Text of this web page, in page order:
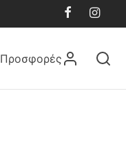
Προσφορές